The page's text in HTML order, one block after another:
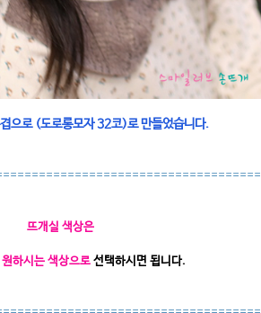
으로 (도로롱모자 32코)로 만들었습니다.
뜨개실 색상은
원하시는 색상으로 선택하시면 됩니다.